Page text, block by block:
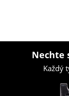
Nechte
Každý